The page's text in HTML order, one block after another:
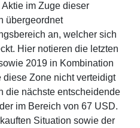
im Zuge dieser
übergeordnet
an, welcher sich
Hier notieren die letzten
2019 in Kombination
Zone nicht verteidigt
die nächste entscheidende
im Bereich von 67 USD.
Situation sowie der